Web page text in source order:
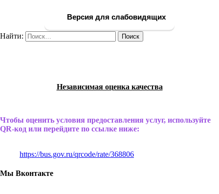
Версия для слабовидящих
Найти:
Независимая оценка качества
Чтобы оценить условия предоставления услуг, используйте
QR-код или перейдите по ссылке ниже:
https://bus.gov.ru/qrcode/rate/368806
Мы Вконтакте